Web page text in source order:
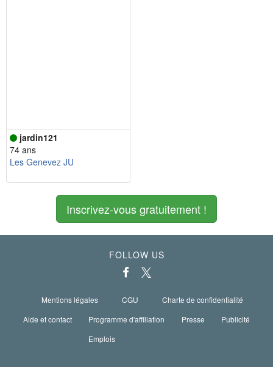
jardin121
74 ans
Les Genevez JU
Inscrivez-vous gratuitement !
FOLLOW US
Mentions légales CGU
Charte de confidentialité
Aide et contact
Programme d'affiliation Presse
Publicité
Emplois